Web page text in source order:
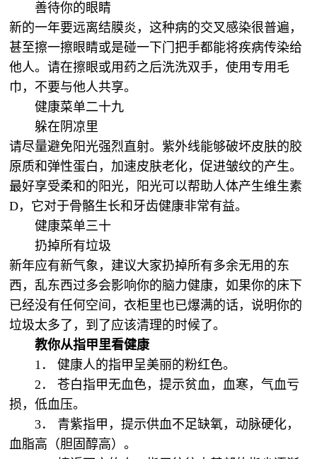
善待你的眼睛
新的一年要远离结膜炎，这种病的交叉感染很普遍，
甚至擦一擦眼睛或是碰一下门把手都能将疾病传染给
他人。请在擦眼或用药之后洗洗双手，使用专用毛
巾，不要与他人共享。
健康菜单二十九
躲在阴凉里
请尽量避免阳光强烈直射。紫外线能够破坏皮肤的胶
原质和弹性蛋白，加速皮肤老化，促进皱纹的产生。
最好享受柔和的阳光，阳光可以帮助人体产生维生素
D，它对于骨骼生长和牙齿健康非常有益。
健康菜单三十
扔掉所有垃圾
新年应有新气象，建议大家扔掉所有多余无用的东
西，乱东西过多会影响你的脑力健康，如果你的床下
已经没有任何空间，衣柜里也已爆满的话，说明你的
垃圾太多了，到了应该清理的时候了。
教你从指甲里看健康
1． 健康人的指甲呈美丽的粉红色。
2． 苍白指甲无血色，提示贫血，血寒，气血亏
损，低血压。
3． 青紫指甲，提示供血不足缺氧，动脉硬化，
血脂高（胆固醇高）。